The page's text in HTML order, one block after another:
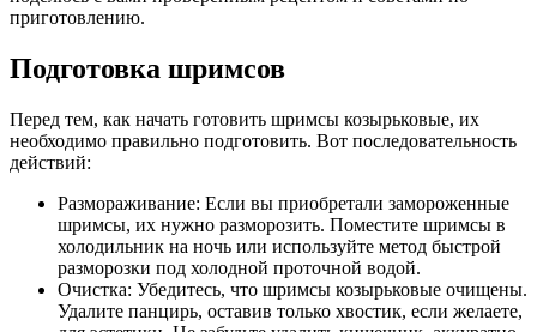
приготовлению.
Подготовка шримсов
Перед тем, как начать готовить шримсы козырьковые, их
необходимо правильно подготовить. Вот последовательность
действий:
Размораживание: Если вы приобретали замороженные
шримсы, их нужно разморозить. Поместите шримсы в
холодильник на ночь или используйте метод быстрой
разморозки под холодной проточной водой.
Очистка: Убедитесь, что шримсы козырьковые очищены.
Удалите панцирь, оставив только хвостик, если желаете,